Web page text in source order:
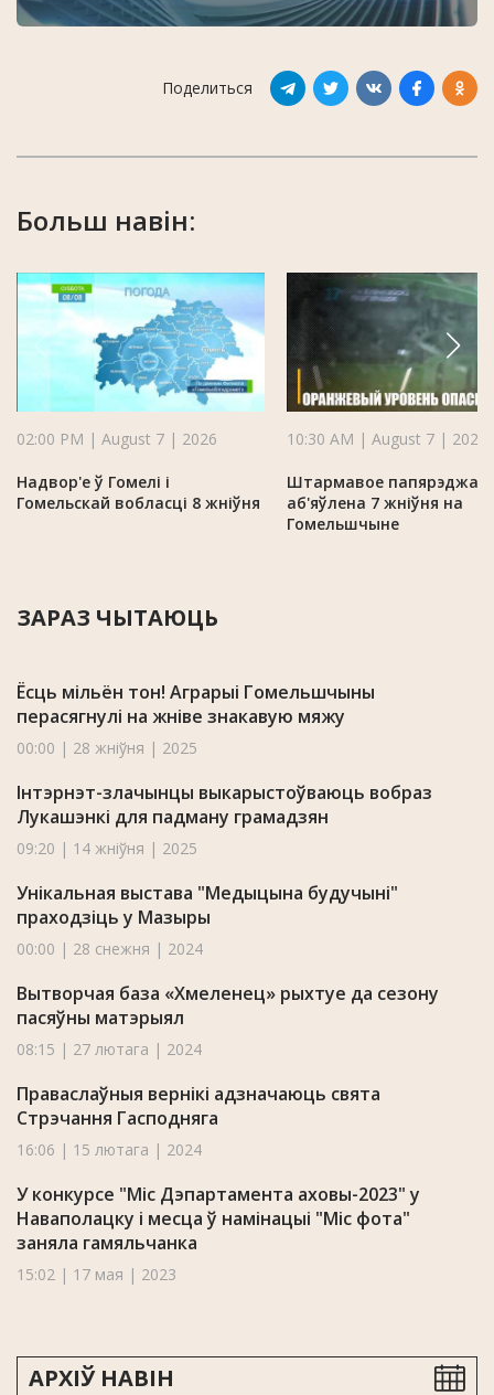
Поделиться
Больш навін:
02:00 PM | August 7 | 2026
Надвор'е ў Гомелі і
Гомельскай вобласці 8 жніўня
10:30 AM | August 7 | 2026
Штармавое
аб'яўлена 7 жніўня на
Гомельшчыне
ЗАРАЗ ЧЫТАЮЦЬ
Ёсць мільён тон! Аграрыі Гомельшчыны
перасягнулі на жніве знакавую мяжу
00:00 | 28 жніўня | 2025
Інтэрнэт-злачынцы выкарыстоўваюць вобраз
Лукашэнкі для падману грамадзян
09:20 | 14 жніўня | 2025
Унікальная выстава "Медыцына будучыні"
праходзіць у Мазыры
00:00 | 28 снежня | 2024
Вытворчая база «Хмеленец» рыхтуе да сезону
пасяўны матэрыял
08:15 | 27 лютага | 2024
Праваслаўныя вернікі адзначаюць свята
Стрэчання Гасподняга
16:06 | 15 лютага | 2024
У конкурсе "Міс Дэпартамента аховы-2023" у
Наваполацку i месца ў намінацыі "Міс фота"
заняла гамяльчанка
15:02 | 17 мая | 2023
АРХІЎ НАВІН